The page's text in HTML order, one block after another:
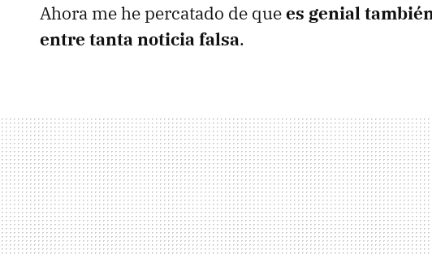
Ahora me he percatado de quees genial
entre tanta noticia falsa.